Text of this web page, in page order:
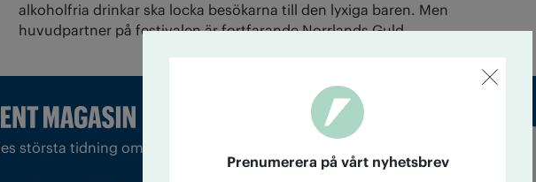
alkoholfria drinkar ska locka besökarna till den lyxiga baren. Men
huvudpartner på festivalen är fortfarande Norrlands Guld.
största tidning om droger och nykterhet
Läs tidigare
Prenumerera på vårt nyhetsbrev